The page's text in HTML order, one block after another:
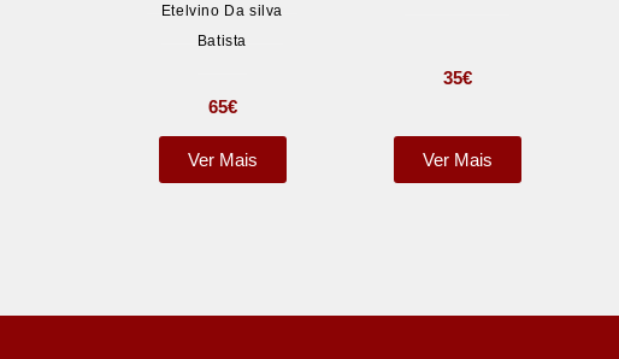
Etelvino Da silva
Batista
65€
Ver Mais
35€
Ver Mais